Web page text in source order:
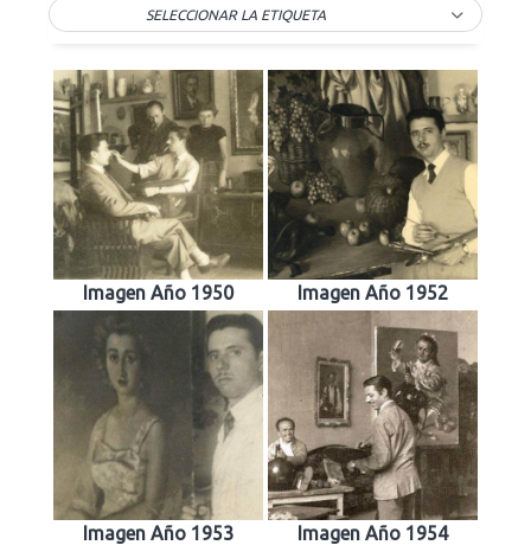
SELECCIONAR LA ETIQUETA
Imagen Año 1950 Imagen Año 1952
Imagen Año 1953 Imagen Año 1954